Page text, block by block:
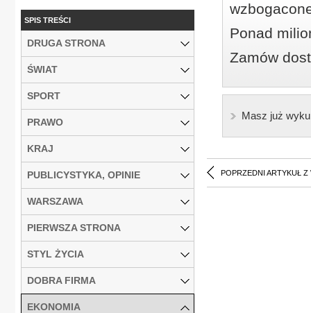
Ponad
Zamów
Masz już
POPRZEDNI ARTYKUŁ Z
SPIS TREŚCI
DRUGA STRONA
ŚWIAT
SPORT
PRAWO
KRAJ
PUBLICYSTYKA, OPINIE
WARSZAWA
PIERWSZA STRONA
STYL ŻYCIA
DOBRA FIRMA
EKONOMIA